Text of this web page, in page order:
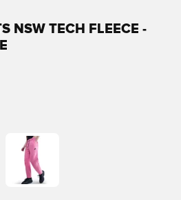
NSW TECH FLEECE -